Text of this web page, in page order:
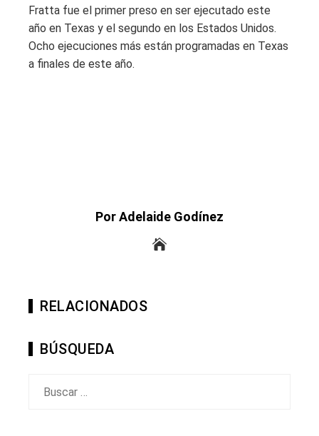
Fratta fue el primer preso en ser ejecutado este
año en Texas y el segundo en los Estados Unidos.
Ocho ejecuciones más están programadas en Texas
a finales de este año.
Por Adelaide Godínez
RELACIONADOS
BÚSQUEDA